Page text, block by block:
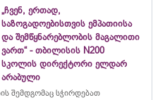
„ჩვენ, ერთად,
საზოგადოებისთვის ემპათიისა
და შემწყნარებლობის მაგალითი
ვართ“ - თბილისის N200
სკოლის დირექტორი ელდარ
არაბული
შემდგომაც სჭირდებათ